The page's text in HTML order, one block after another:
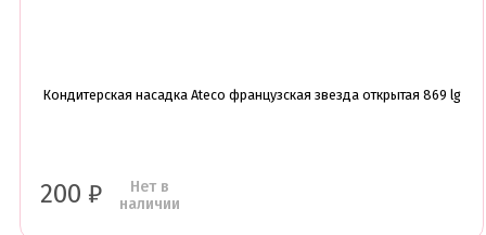
Кондитерская насадка Ateco французская звезда открытая 869 lg
200 ₽
Нет в
наличии